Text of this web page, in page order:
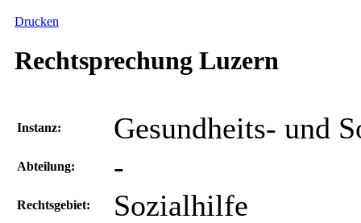
Drucken
Rechtsprechung Luzern
Instanz: Gesundheits- und
Abteilung: -
Rechtsgebiet: Sozialhilfe